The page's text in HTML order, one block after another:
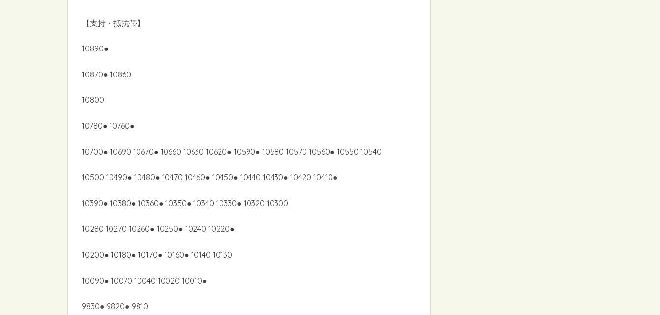
【支持・抵抗帯】
10890●
10870● 10860
10800
10780● 10760●
10700● 10690 10670● 10660 10630 10620● 10590● 10580 10570 10560● 10550 10540
10500 10490● 10480● 10470 10460● 10450● 10440 10430● 10420 10410●
10390● 10380● 10360● 10350● 10340 10330● 10320 10300
10280 10270 10260● 10250● 10240 10220●
10200● 10180● 10170● 10160● 10140 10130
10090● 10070 10040 10020 10010●
9830● 9820● 9810